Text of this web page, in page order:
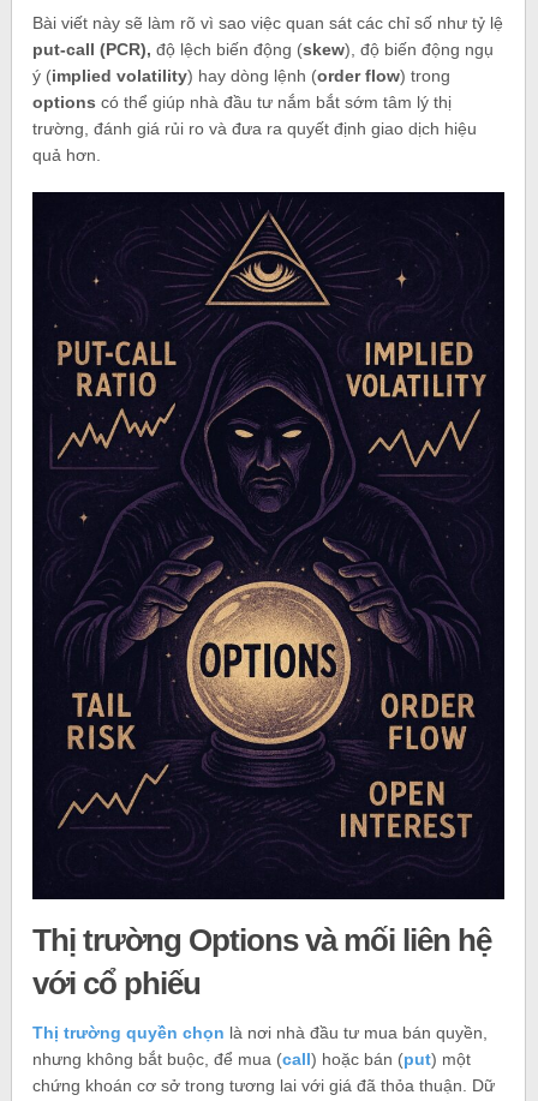
Bài viết này sẽ làm rõ vì sao việc quan sát các chỉ số như tỷ lệ
put‑call (PCR),độ lệch biến động (skew), độ biến động ngụ
ý (implied volatility) hay dòng lệnh (order flow) trong
optionscó thể giúp nhà đầu tư nắm bắt sớm tâm lý thị
trường, đánh giá rủi ro và đưa ra quyết định giao dịch hiệu
quả hơn.
Thị trường Options và mối liên hệ
với cổ phiếu
Thị trường quyền chọn là nơi nhà đầu tư mua bán quyền,
nhưng không bắt buộc, để mua (call) hoặc bán (put) một
chứng khoán cơ sở trong tương lai với giá đã thỏa thuận. Dữ